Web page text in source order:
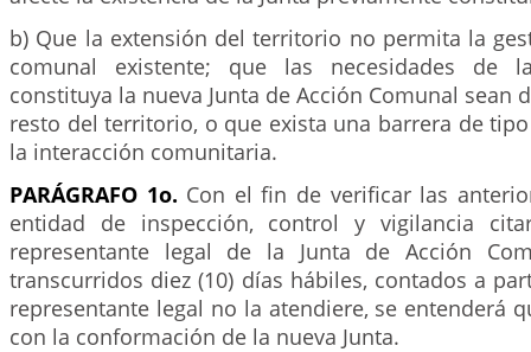
b) Que la extensión del territorio no permita la
comunal existente; que las necesidades de
constituya la nueva Junta de Acción Comunal sean
resto del territorio, o que exista una barrera de
la interacción comunitaria.
PARÁGRAFO 1o. Con el fin de verificar las
entidad de inspección, control y vigilancia
representante legal de la Junta de Acción
transcurridos diez (10) días hábiles, contados a
representante legal no la atendiere, se entenderá
con la conformación de la nueva Junta.